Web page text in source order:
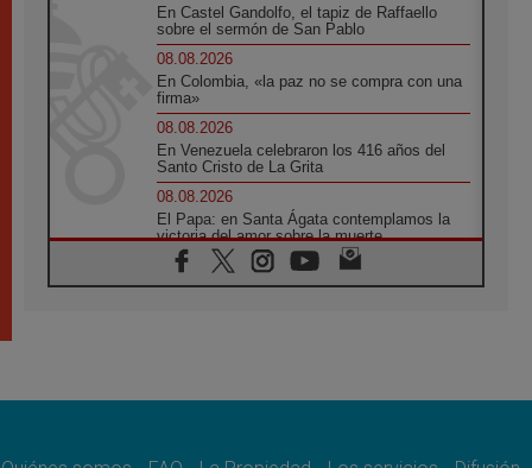
En Castel Gandolfo, el tapiz de Raffaello
sobre el sermón de San Pablo
08.08.2026
En Colombia, «la paz no se compra con una
firma»
08.08.2026
En Venezuela celebraron los 416 años del
Santo Cristo de La Grita
08.08.2026
El Papa: en Santa Ágata contemplamos la
victoria del amor sobre la muerte
08.08.2026
León XIV visitará el Santuario de la Madre
07.08.2026